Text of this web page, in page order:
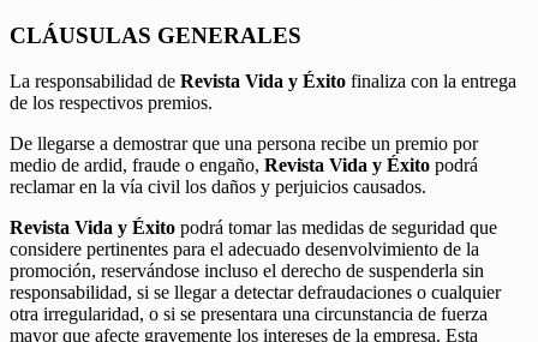
CLÁUSULAS GENERALES
La responsabilidad de Revista Vida y Éxito finaliza con la entrega
de los respectivos premios.
De llegarse a demostrar que una persona recibe un premio por
medio de ardid, fraude o engaño, Revista Vida y Éxito podrá
reclamar en la vía civil los daños y perjuicios causados.
Revista Vida y Éxito podrá tomar las medidas de seguridad que
considere pertinentes para el adecuado desenvolvimiento de la
promoción, reservándose incluso el derecho de suspenderla sin
responsabilidad, si se llegar a detectar defraudaciones o cualquier
otra irregularidad, o si se presentara una circunstancia de fuerza
mayor que afecte gravemente los intereses de la empresa. Esta